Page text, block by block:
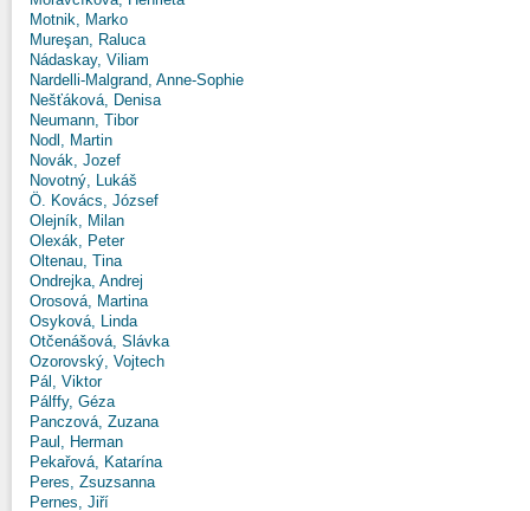
Motnik, Marko
Mureşan, Raluca
Nádaskay, Viliam
Nardelli-Malgrand, Anne-Sophie
Nešťáková, Denisa
Neumann, Tibor
Nodl, Martin
Novák, Jozef
Novotný, Lukáš
Ö. Kovács, József
Olejník, Milan
Olexák, Peter
Oltenau, Tina
Ondrejka, Andrej
Orosová, Martina
Osyková, Linda
Otčenášová, Slávka
Ozorovský, Vojtech
Pál, Viktor
Pálffy, Géza
Panczová, Zuzana
Paul, Herman
Pekařová, Katarína
Peres, Zsuzsanna
Pernes, Jiří